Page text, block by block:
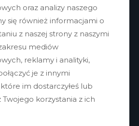
realizacje
oraz analizy naszego
się również informacjami o
z naszej strony z naszymi
mediów
reklamy i analityki,
je z innymi
im dostarczyłeś lub
korzystania z ich